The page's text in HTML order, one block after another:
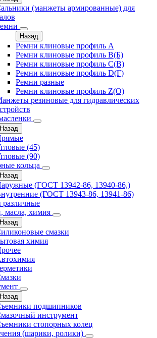
(манжеты армированные) для
Назад
Ремни клиновые профиль A
Ремни клиновые профиль B(Б)
Ремни клиновые профиль C(В)
Ремни клиновые профиль D(Г)
Ремни разные
Ремни клиновые профиль Z(О)
резиновые для гидравлических
Назад
(45)
(90)
кольца
Назад
(ГОСТ 13942-86, 13940-86,)
(ГОСТ 13943-86, 13941-86)
масла, химия
Назад
смазки
химия
Назад
подшипников
инструмент
стопорных колец
(шарики, ролики)